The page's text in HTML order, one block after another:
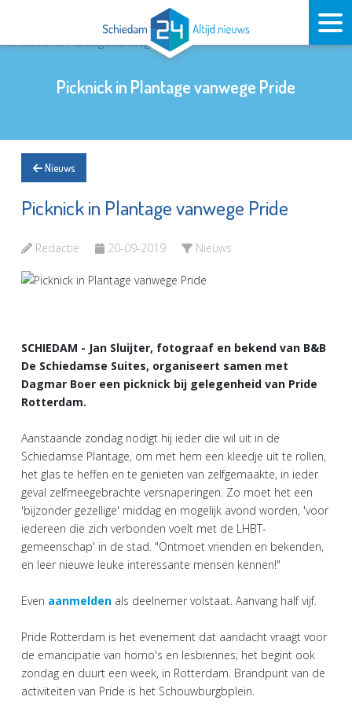
Picknick in Plantage vanwege Pride
Nieuws
Picknick in Plantage vanwege Pride
Redactie 20-09-2019 Nieuws
SCHIEDAM - Jan Sluijter, fotograaf en bekend van B&B
De Schiedamse Suites, organiseert samen met
Dagmar Boer een picknick bij gelegenheid van Pride
Rotterdam.
Aanstaande zondag nodigt hij ieder die wil uit in de
Schiedamse Plantage, om met hem een kleedje uit te rollen,
het glas te heffen en te genieten van zelfgemaakte, in ieder
geval zelfmeegebrachte versnaperingen. Zo moet het een
'bijzonder gezellige' middag en mogelijk avond worden, 'voor
iedereen die zich verbonden voelt met de LHBT-
gemeenschap' in de stad. "Ontmoet vrienden en bekenden,
en leer nieuwe leuke interessante mensen kennen!"
Even aanmelden als deelnemer volstaat. Aanvang half vijf.
Pride Rotterdam is het evenement dat aandacht vraagt voor
de emancipatie van homo's en lesbiennes; het begint ook
zondag en duurt een week, in Rotterdam. Brandpunt van de
activiteiten van Pride is het Schouwburgbplein.